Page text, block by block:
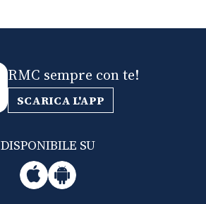
RMC sempre con te!
SCARICA L'APP
DISPONIBILE SU